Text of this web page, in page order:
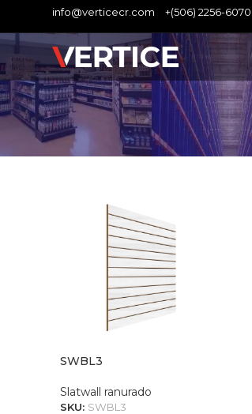
info@verticecr.com +(506) 2256-6070
SWBL3
Slatwall ranurado
SKU: SWBL3